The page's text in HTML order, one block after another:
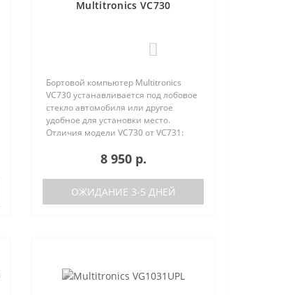
Multitronics VC730
Бортовой компьютер Multitronics
VC730 устанавливается под лобовое
стекло автомобиля или другое
удобное для установки место.
Отличия модели VC730 от VC731:
(модель VC731 с голосом)
поддерживаемые протоколы диаг..
8 950 р.
ОЖИДАНИЕ 3-5 ДНЕЙ